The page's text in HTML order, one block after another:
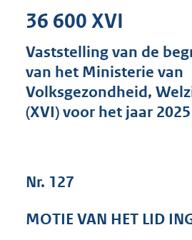
s
36 600 XVI
Vaststelling van de
van het Ministerie van
Volksgezondheid,
(XVI) voor het jaar 2025
Nr. 127
MOTIE VAN HET LID